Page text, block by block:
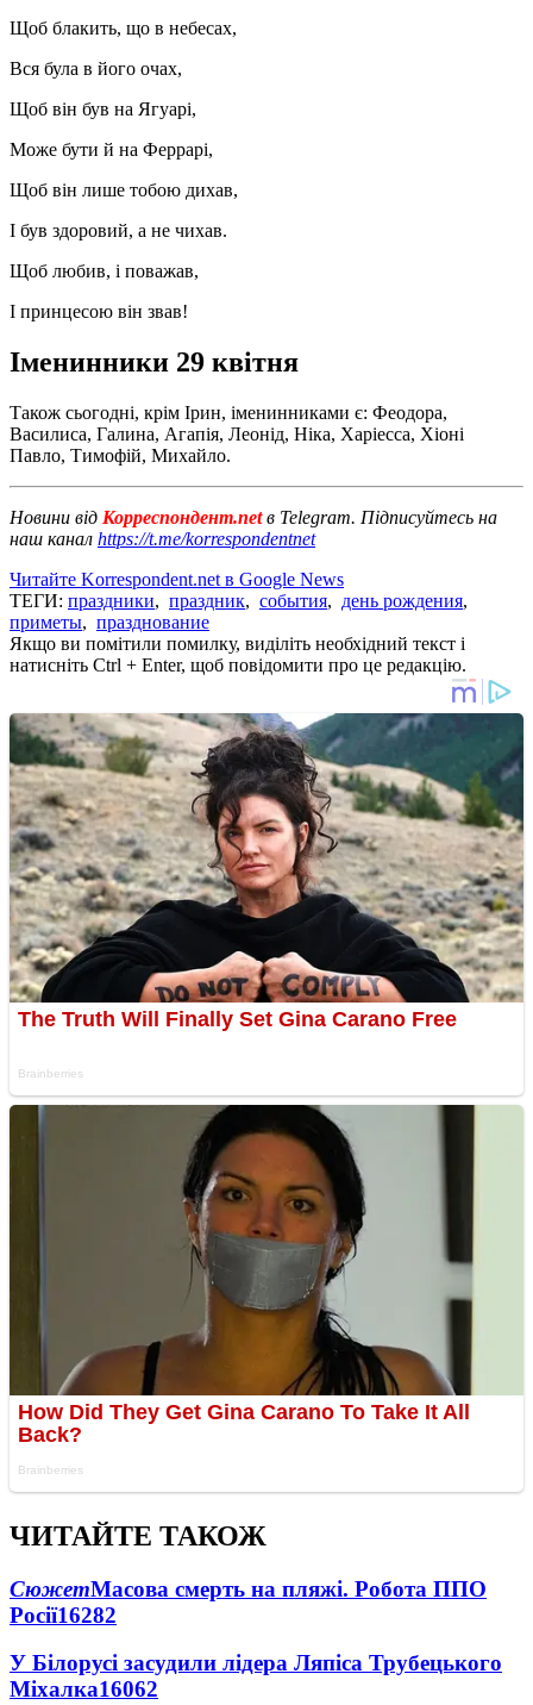
Щоб блакить, що в небесах,
Вся була в його очах,
Щоб він був на Ягуарі,
Може бути й на Феррарі,
Щоб він лише тобою дихав,
І був здоровий, а не чихав.
Щоб любив, і поважав,
І принцесою він звав!
Іменинники 29 квітня
Також сьогодні, крім Ірин, іменинниками є: Феодора,
Василиса, Галина, Агапія, Леонід, Ніка, Харіесса, Хіоні
Павло, Тимофій, Михайло.
Новини від Корреспондент.netв Telegram. Підписуйтесь на
наш канал https://t.me/korrespondentnet
Читайте Korrespondent.net в Google News
ТЕГИ: праздники, праздник, события, день рождения,
приметы, празднование
Якщо ви помітили помилку, виділіть необхідний текст і
натисніть Ctrl + Enter, щоб повідомити про це редакцію.
ЧИТАЙТЕ ТАКОЖ
СюжетМасова смерть на пляжі. Робота ППО
Росії16282
У Білорусі засудили лідера Ляпіса Трубецького
Міхалка16062